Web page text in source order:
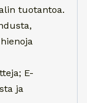
tuotantoa.
E-
ja